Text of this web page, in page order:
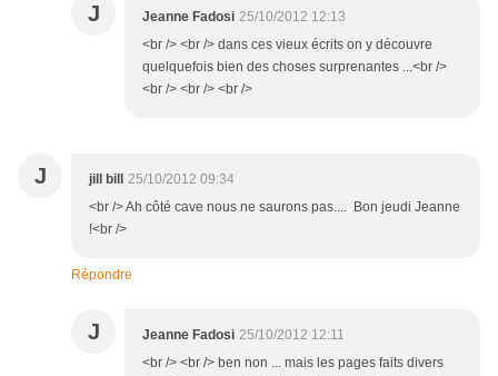
J Jeanne Fadosi 25/10/2012 12:13
<br /> <br /> dans ces vieux écrits on y découvre
quelquefois bien des choses surprenantes ...<br />
<br /> <br /> <br />
J jill bill
25/10/2012 09:34
<br /> Ah côté cave nous ne saurons pas.... Bon jeudi Jeanne
!<br />
Répondre
J Jeanne Fadosi 25/10/2012 12:11
<br /> <br /> ben non ... mais les pages faits divers